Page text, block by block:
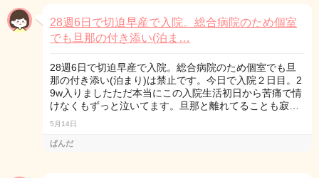
28週6日で切迫早産で入院。総合病院のため個室
でも旦那の付き添い(泊ま…
28週6日で切迫早産で入院。総合病院のため個室でも旦
那の付き添い(泊まり)は禁止です。今日で入院２日目。2
9w入りましたただ本当にこの入院生活初日から苦痛で情
けなくもずっと泣いてます。旦那と離れてることも寂…
5月14日
ぱんだ